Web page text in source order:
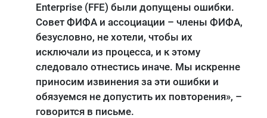
Enterprise (FFE) были допущены ошибки.
Совет ФИФА и ассоциации – члены ФИФА,
безусловно, не хотели, чтобы их
исключали из процесса, и к этому
следовало отнестись иначе. Мы искренне
приносим извинения за эти ошибки и
обязуемся не допустить их повторения», –
говорится в письме.